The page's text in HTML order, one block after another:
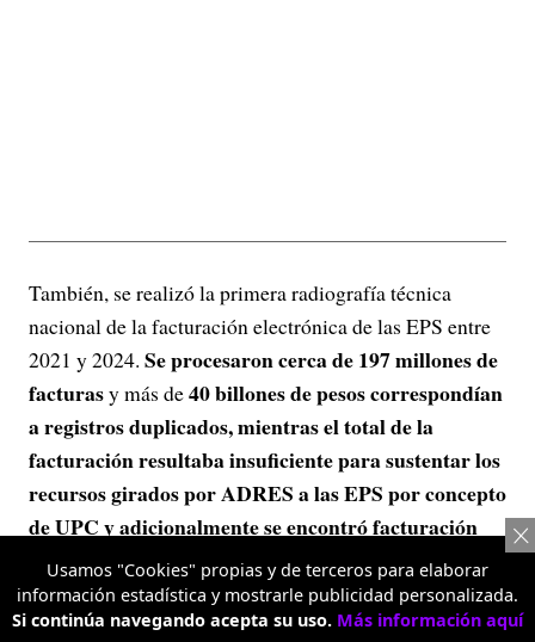
También, se realizó la primera radiografía técnica
nacional de la facturación electrónica de las EPS entre
2021 y 2024. Se procesaron cerca de 197 millones de
facturasy más de40 billones de pesos correspondían
a registros duplicados, mientras el total de la
facturación resultaba insuficiente para sustentar los
recursos girados por ADRES a las EPS por concepto
de UPC y adicionalmente se encontró facturación
mezclada entre UPC y presupuestos máximos,
siendo este un insumo clave para identificar problemas
estructurales de calidad del dato en el sistema.
Usamos "Cookies" propias y de terceros para elaborar
información estadística y mostrarle publicidad personalizada.
Si continúa navegando acepta su uso. Más información aquí